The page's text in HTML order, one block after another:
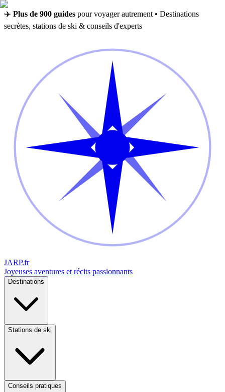
✈️ Plus de 900 guides pour voyager autrement • Destinations
secrètes, stations de ski & conseils d'experts
JARP.fr
Joyeuses aventures et récits passionnants
Destinations
Stations de ski
Conseils pratiques